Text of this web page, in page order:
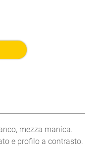
mezza manica.
e profilo a contrasto.